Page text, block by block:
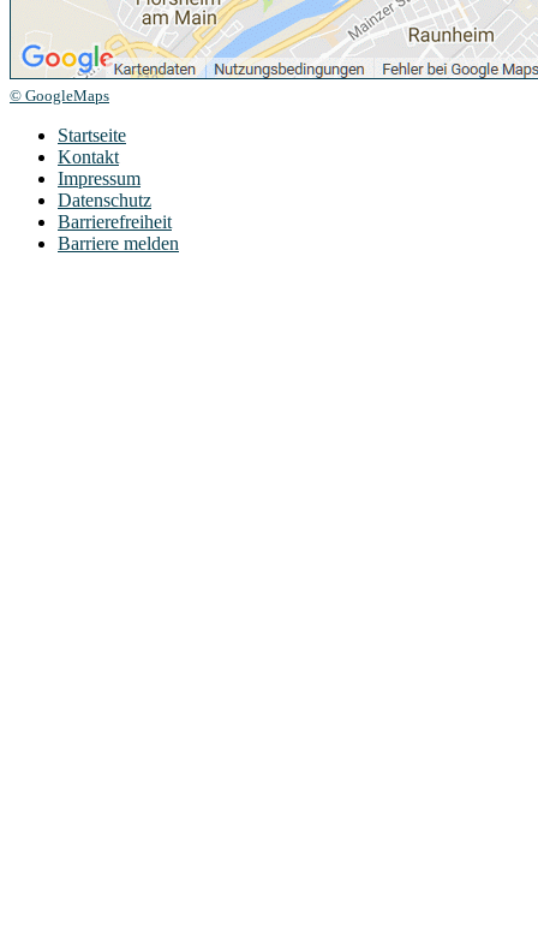
© GoogleMaps
Startseite
Kontakt
Impressum
Datenschutz
Barrierefreiheit
Barriere melden